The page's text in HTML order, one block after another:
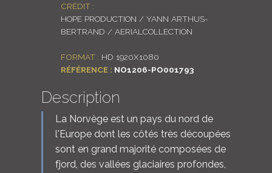
CRÉDIT :
HOPE PRODUCTION / YANN ARTHUS-
BERTRAND / AERIALCOLLECTION
FORMAT : HD 1920X1080
RÉFÉRENCE : NO1206-PO001793
Description
La Norvège est un pays du nord de
l'Europe dont les côtés très découpées
sont en grand majorité composées de
fjord, des vallées glaciaires profondes,